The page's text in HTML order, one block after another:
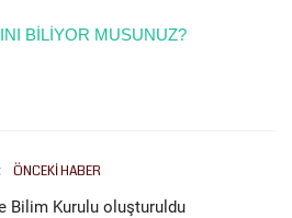
BİLİYOR MUSUNUZ?
ÖNCEKI HABER
Bilim Kurulu oluşturuldu